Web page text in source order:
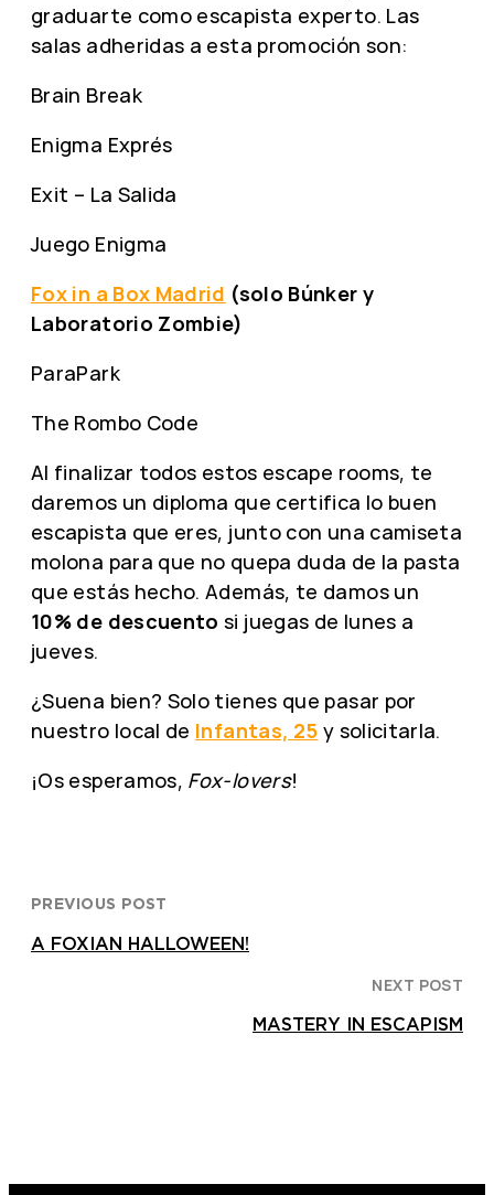
graduarte como escapista experto. Las
salas adheridas a esta promoción son:
Brain Break
Enigma Exprés
Exit – La Salida
Juego Enigma
Fox in a Box Madrid (solo Búnker y
Laboratorio Zombie)
ParaPark
The Rombo Code
Al finalizar todos estos escape rooms, te
daremos un diploma que certifica lo buen
escapista que eres, junto con una camiseta
molona para que no quepa duda de la pasta
que estás hecho. Además, te damos un
10% de descuento si juegas de lunes a
jueves.
¿Suena bien? Solo tienes que pasar por
nuestro local de Infantas, 25 y solicitarla.
¡Os esperamos, Fox-lovers!
PREVIOUS POST
A FOXIAN HALLOWEEN!
NEXT POST
MASTERY IN ESCAPISM